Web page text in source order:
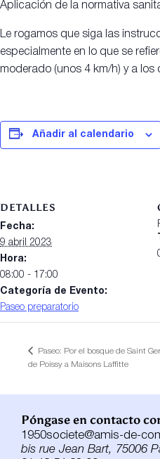
Aplicación de la normativa
Le rogamos que siga las
especialmente en lo que se
moderado (unos 4 km/h) y a los
Añadir al calendario
DETALLES
Fecha:
9 abril 2023
Hora:
08:00 - 17:00
Categoría de Evento:
Paseo preparatorio
Paseo: Por el bosque de Saint
de Poissy a Maisons Laffitte
Póngase en contacto
1950societe@amis-de-
bis rue Jean Bart, 75006